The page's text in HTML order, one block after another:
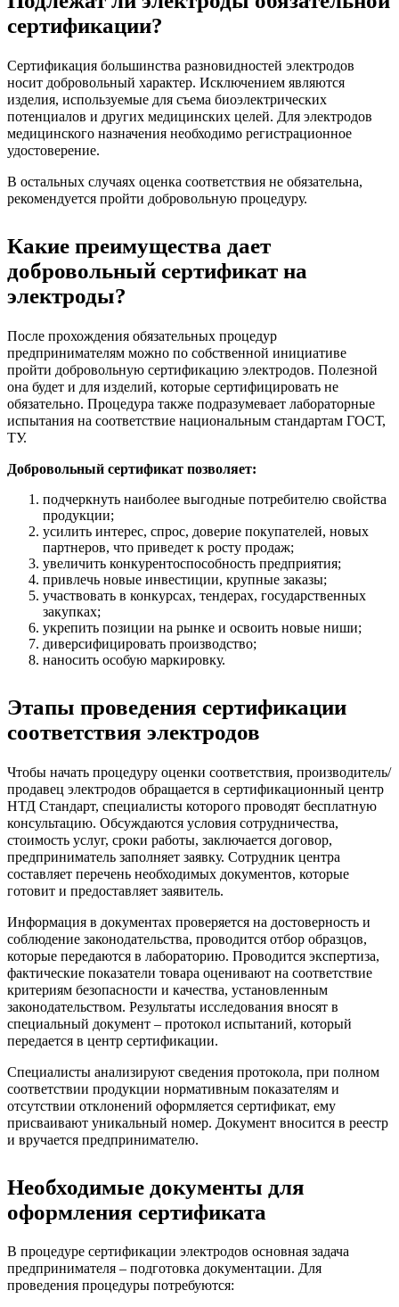
сертификации?
Сертификация большинства разновидностей электродов
носит добровольный характер. Исключением являются
изделия, используемые для съема биоэлектрических
потенциалов и других медицинских целей. Для электродов
медицинского назначения необходимо регистрационное
удостоверение.
В остальных случаях оценка соответствия не обязательна,
рекомендуется пройти добровольную процедуру.
Какие преимущества дает
добровольный сертификат на
электроды?
После прохождения обязательных процедур
предпринимателям можно по собственной инициативе
пройти добровольную сертификацию электродов. Полезной
она будет и для изделий, которые сертифицировать не
обязательно. Процедура также подразумевает лабораторные
испытания на соответствие национальным стандартам ГОСТ,
ТУ.
Добровольный сертификат позволяет:
подчеркнуть наиболее выгодные потребителю свойства
продукции;
усилить интерес, спрос, доверие покупателей, новых
партнеров, что приведет к росту продаж;
увеличить конкурентоспособность предприятия;
привлечь новые инвестиции, крупные заказы;
участвовать в конкурсах, тендерах, государственных
закупках;
укрепить позиции на рынке и освоить новые ниши;
диверсифицировать производство;
наносить особую маркировку.
Этапы проведения сертификации
соответствия электродов
Чтобы начать процедуру оценки соответствия, производитель/
продавец электродов обращается в сертификационный центр
НТД Стандарт, специалисты которого проводят бесплатную
консультацию. Обсуждаются условия сотрудничества,
стоимость услуг, сроки работы, заключается договор,
предприниматель заполняет заявку. Сотрудник центра
составляет перечень необходимых документов, которые
готовит и предоставляет заявитель.
Информация в документах проверяется на достоверность и
соблюдение законодательства, проводится отбор образцов,
которые передаются в лабораторию. Проводится экспертиза,
фактические показатели товара оценивают на соответствие
критериям безопасности и качества, установленным
законодательством. Результаты исследования вносят в
специальный документ – протокол испытаний, который
передается в центр сертификации.
Специалисты анализируют сведения протокола, при полном
соответствии продукции нормативным показателям и
отсутствии отклонений оформляется сертификат, ему
присваивают уникальный номер. Документ вносится в реестр
и вручается предпринимателю.
Необходимые документы для
оформления сертификата
В процедуре сертификации электродов основная задача
предпринимателя – подготовка документации. Для
проведения процедуры потребуются: